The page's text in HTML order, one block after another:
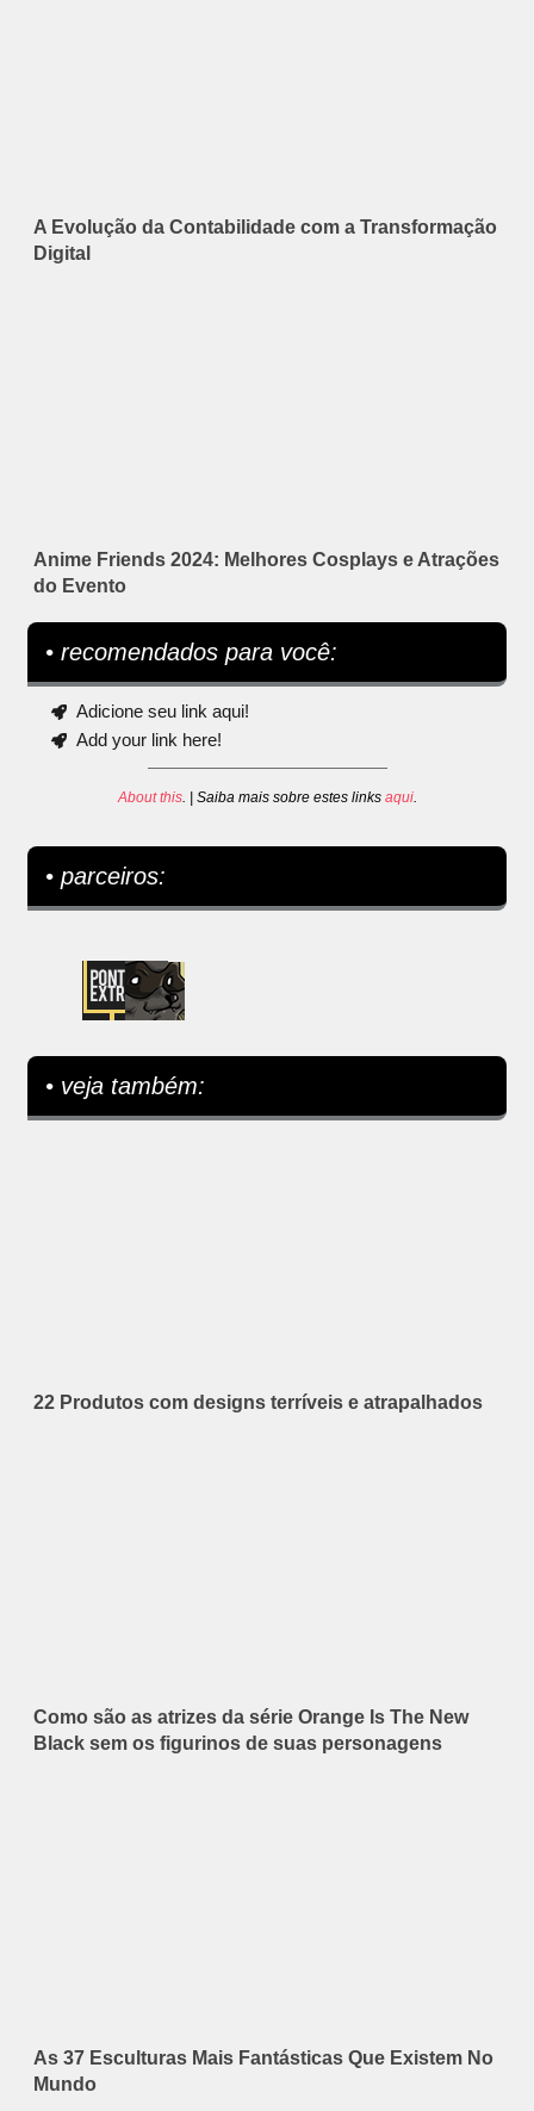
A Evolução da Contabilidade com a Transformação
Digital
Anime Friends 2024: Melhores Cosplays e Atrações
do Evento
• recomendados para você:
Adicione seu link aqui!
Add your link here!
About this. | Saiba mais sobre estes links aqui.
• parceiros:
• veja também:
22 Produtos com designs terríveis e atrapalhados
Como são as atrizes da série Orange Is The New
Black sem os figurinos de suas personagens
As 37 Esculturas Mais Fantásticas Que Existem No
Mundo